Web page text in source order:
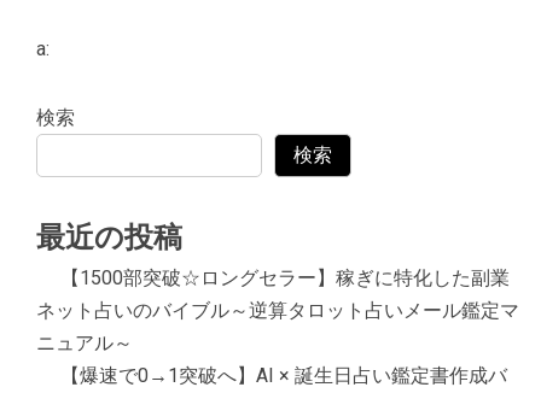
a:
検索
検索
最近の投稿
【1500部突破☆ロングセラー】稼ぎに特化した副業
ネット占いのバイブル～逆算タロット占いメール鑑定マ
ニュアル～
【爆速で0→1突破へ】AI × 誕生日占い鑑定書作成バ